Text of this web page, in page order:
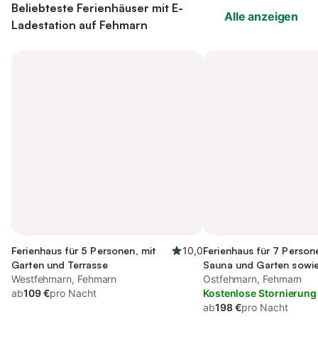
Beliebteste Ferienhäuser mit E-
Ladestation auf Fehmarn
Alle anzeigen
Ferienhaus für 5 Personen, mit
Garten und Terrasse
10,0
Westfehmarn, Fehmarn
ab109 €pro Nacht
Ferienhaus für 7
Sauna und Garten
Whirlpool, mit Haustier
Ostfehmarn, Fehmarn
Kostenlose Stornierung
ab198 €pro Nacht